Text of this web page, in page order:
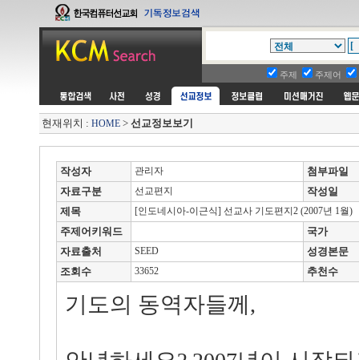
주제 주제어
현재위치 : HOME > 선교정보보기
작성자 관리자
첨부파일
자료구분
선교편지
작성일
제목
[인도네시아-이근식] 선교사 기도편지2 (2007년 1월)
주제어키워드
국가
자료출처
SEED
성경본문
조회수
33652 추천수
기도의 동역자들께,